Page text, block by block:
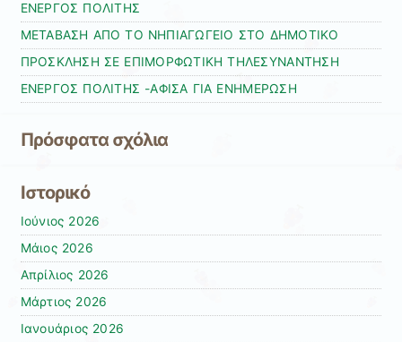
ΕΝΕΡΓΟΣ ΠΟΛΙΤΗΣ
ΜΕΤΑΒΑΣΗ ΑΠΟ ΤΟ ΝΗΠΙΑΓΩΓΕΙΟ ΣΤΟ ΔΗΜΟΤΙΚΟ
ΠΡΟΣΚΛΗΣΗ ΣΕ ΕΠΙΜΟΡΦΩΤΙΚΗ ΤΗΛΕΣΥΝΑΝΤΗΣΗ
ΕΝΕΡΓΟΣ ΠΟΛΙΤΗΣ -ΑΦΙΣΑ ΓΙΑ ΕΝΗΜΕΡΩΣΗ
Πρόσφατα σχόλια
Ιστορικό
Ιούνιος 2026
Μάιος 2026
Απρίλιος 2026
Μάρτιος 2026
Ιανουάριος 2026